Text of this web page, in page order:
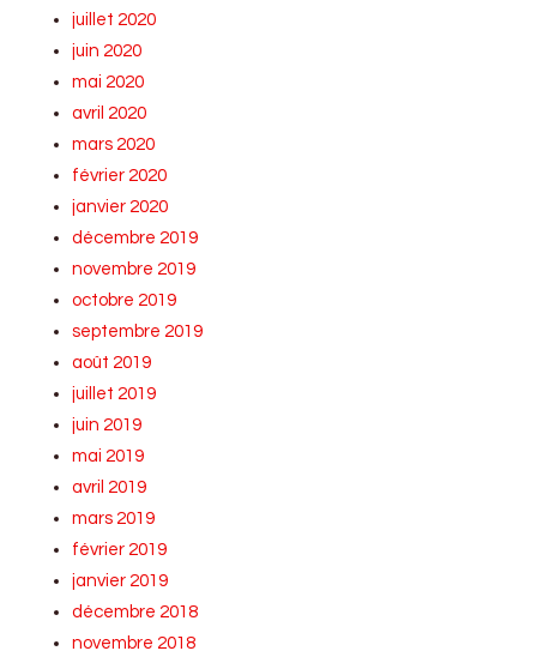
juillet 2020
juin 2020
mai 2020
avril 2020
mars 2020
février 2020
janvier 2020
décembre 2019
novembre 2019
octobre 2019
septembre 2019
août 2019
juillet 2019
juin 2019
mai 2019
avril 2019
mars 2019
février 2019
janvier 2019
décembre 2018
novembre 2018